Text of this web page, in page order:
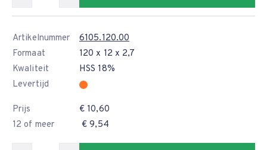
Artikelnummer
6105.120.00
Formaat
120 x 12 x 2,7
Kwaliteit
HSS 18%
Levertijd
Prijs
€ 10,60
12 of meer
€ 9,54